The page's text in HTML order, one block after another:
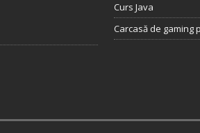
Curs Java
Carcasă de gaming